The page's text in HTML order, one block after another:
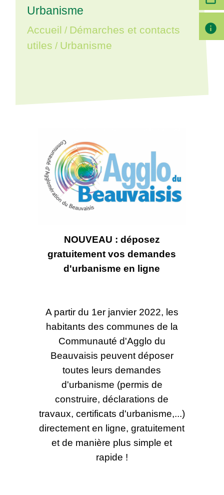
Urbanisme
Accueil / Démarches et contacts
utiles / Urbanisme
NOUVEAU : déposez
gratuitement vos demandes
d'urbanisme en ligne
A partir du 1er janvier 2022, les
habitants des communes de la
Communauté d'Agglo du
Beauvaisis peuvent déposer
toutes leurs demandes
d'urbanisme (permis de
construire, déclarations de
travaux, certificats d'urbanisme,...)
directement en ligne, gratuitement
et de manière plus simple et
rapide !
info